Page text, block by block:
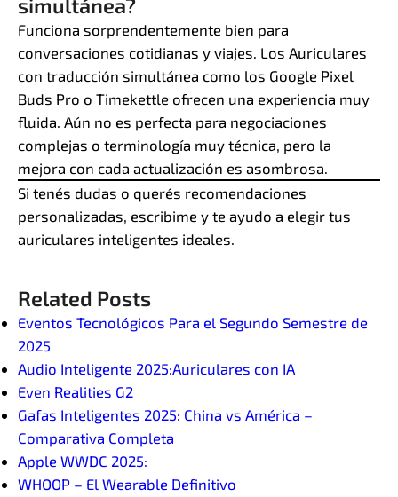
simultánea?
Funciona sorprendentemente bien para
conversaciones cotidianas y viajes. Los Auriculares
con traducción simultánea como los Google Pixel
Buds Pro o Timekettle ofrecen una experiencia muy
fluida. Aún no es perfecta para negociaciones
complejas o terminología muy técnica, pero la
mejora con cada actualización es asombrosa.
Si tenés dudas o querés recomendaciones
personalizadas, escribime y te ayudo a elegir tus
auriculares inteligentes ideales.
Related Posts
Eventos Tecnológicos Para el Segundo Semestre de
2025
Audio Inteligente 2025:Auriculares con IA
Even Realities G2
Gafas Inteligentes 2025: China vs América –
Comparativa Completa
Apple WWDC 2025:
WHOOP – El Wearable Definitivo